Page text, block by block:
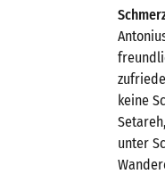
keine
unter